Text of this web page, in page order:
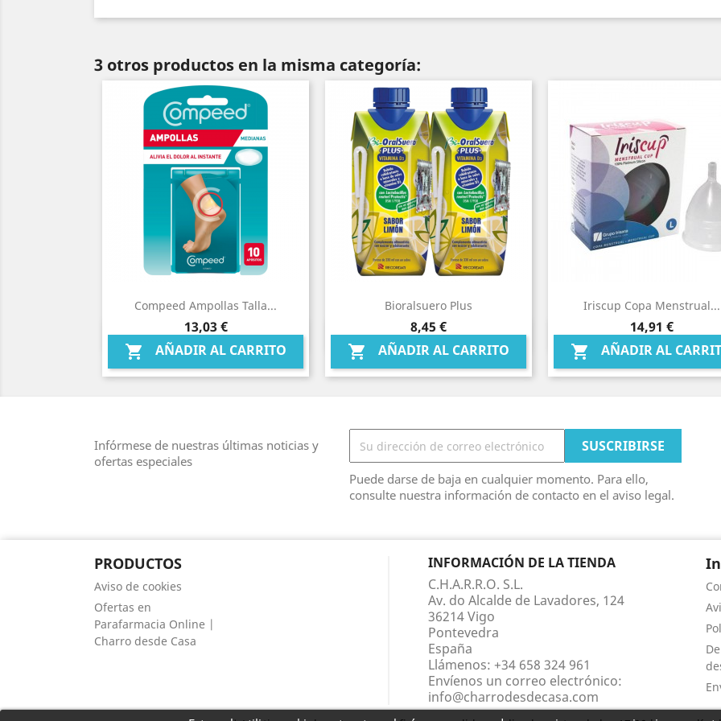
3 otros productos en la misma categoría:
Compeed Ampollas Talla...
Precio
13,03 €
 AÑADIR AL CARRITO
Vista rápida
Bioralsuero Plus
Precio
8,45 €
 AÑADIR AL CARRITO
Vista rápida
Iriscup Copa Menstrual...
Precio
14,91 €
 AÑADIR AL
Vista rápida
Infórmese de nuestras últimas noticias y
ofertas especiales
Puede darse de baja en cualquier momento. Para ello,
consulte nuestra información de contacto en el aviso legal.
PRODUCTOS
Aviso de cookies
Ofertas en
Parafarmacia Online |
Charro desde Casa
INFORMACIÓN DE LA TIENDA
C.H.A.R.R.O. S.L.
Av. do Alcalde de Lavadores, 124
36214 Vigo
Pontevedra
España
Llámenos: +34 658 324 961
Envíenos un correo electrónico:
info@charrodesdecasa.com